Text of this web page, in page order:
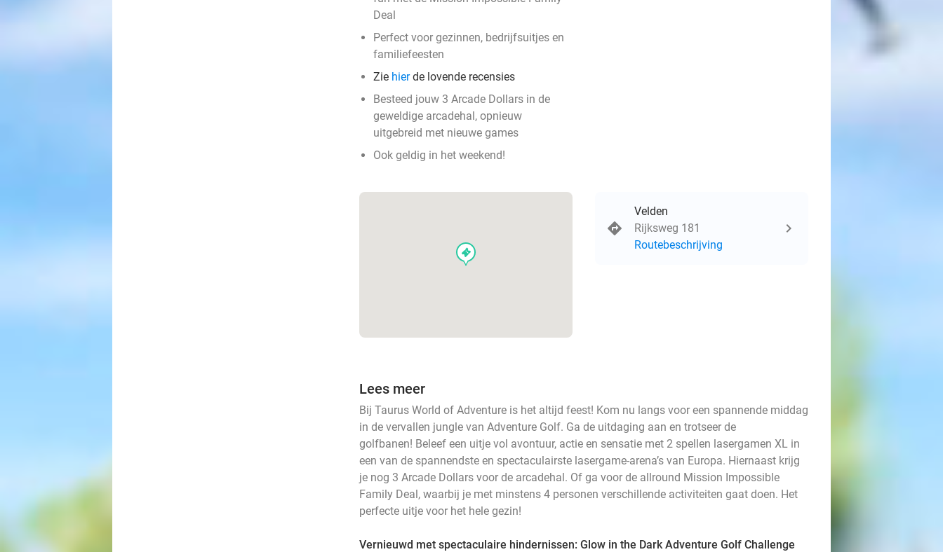
Deal
Perfect voor gezinnen, bedrijfsuitjes en
familiefeesten
Zie hierde lovende recensies
Besteed jouw 3 Arcade Dollars in de
geweldige arcadehal, opnieuw
uitgebreid met nieuwe games
Ook geldig in het weekend!
events
Velden
Rijksweg 181
Routebeschrijving
Lees meer
Bij Taurus World of Adventure is het altijd feest! Kom nu langs voor een spannende middag
in de vervallen jungle van Adventure Golf. Ga de uitdaging aan en trotseer de
golfbanen! Beleef een uitje vol avontuur, actie en sensatie met 2 spellen lasergamen XL in
een van de spannendste en spectaculairste lasergame-arena’s van Europa. Hiernaast krijg
je nog 3 Arcade Dollars voor de arcadehal. Of ga voor de allround Mission Impossible
Family Deal, waarbij je met minstens 4 personen verschillende activiteiten gaat doen. Het
perfecte uitje voor het hele gezin!
Vernieuwd met spectaculaire hindernissen: Glow in the Dark Adventure Golf Challenge